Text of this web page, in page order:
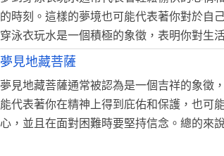
的時刻。這樣的夢境也可能代表著你對於自
穿泳衣玩水是一個積極的象徵，表明你對生
夢見地藏菩薩
夢見地藏菩薩通常被認為是一個吉祥的象徵
能代表著你在精神上得到庇佑和保護，也可
心，並且在面對困難時要堅持信念。總的來